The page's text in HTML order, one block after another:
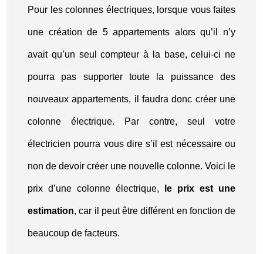
Pour les colonnes électriques, lorsque vous faites
une création de 5 appartements alors qu’il n’y
avait qu’un seul compteur à la base, celui-ci ne
pourra pas supporter toute la puissance des
nouveaux appartements, il faudra donc créer une
colonne électrique. Par contre, seul votre
électricien pourra vous dire s’il est nécessaire ou
non de devoir créer une nouvelle colonne. Voici le
prix d’une colonne électrique, le prix est une
estimation, car il peut être différent en fonction de
beaucoup de facteurs.